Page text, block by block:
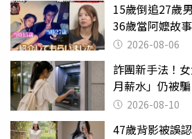
15歲倒追27歲
36歲當阿嬤故
2026-08-06
詐團新手法！
月薪水」仍被
2026-08-10
47歲背影被誤